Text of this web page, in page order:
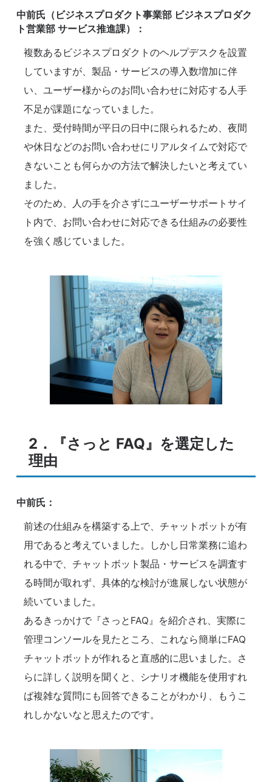
中前氏（ビジネスプロダクト事業部 ビジネスプロダク
ト営業部 サービス推進課）：
複数あるビジネスプロダクトのヘルプデスクを設置
していますが、製品・サービスの導入数増加に伴
い、ユーザー様からのお問い合わせに対応する人手
不足が課題になっていました。
また、受付時間が平日の日中に限られるため、夜間
や休日などのお問い合わせにリアルタイムで対応で
きないことも何らかの方法で解決したいと考えてい
ました。
そのため、人の手を介さずにユーザーサポートサイ
ト内で、お問い合わせに対応できる仕組みの必要性
を強く感じていました。
2．『さっと FAQ』を選定した
理由
中前氏：
前述の仕組みを構築する上で、チャットボットが有
用であると考えていました。しかし日常業務に追わ
れる中で、チャットボット製品・サービスを調査す
る時間が取れず、具体的な検討が進展しない状態が
続いていました。
あるきっかけで『さっとFAQ』を紹介され、実際に
管理コンソールを見たところ、これなら簡単にFAQ
チャットボットが作れると直感的に思いました。さ
らに詳しく説明を聞くと、シナリオ機能を使用すれ
ば複雑な質問にも回答できることがわかり、もうこ
れしかないなと思えたのです。